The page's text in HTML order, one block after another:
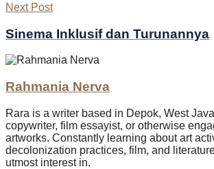
Next Post
Sinema Inklusif dan Turunannya
Rahmania Nerva
Rara is a writer based in Depok, West
copywriter, film essayist, or otherwise
artworks. Constantly learning about art
decolonization practices, film, and
utmost interest in.